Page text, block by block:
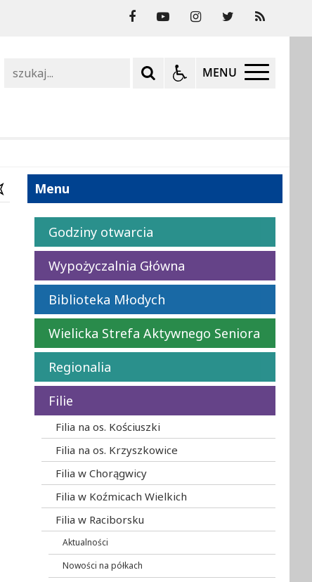
MENU
Menu
Godziny otwarcia
Wypożyczalnia Główna
Biblioteka Młodych
Wielicka Strefa Aktywnego Seniora
Regionalia
Filie
Filia na os. Kościuszki
Filia na os. Krzyszkowice
Filia w Chorągwicy
Filia w Koźmicach Wielkich
Filia w Raciborsku
Aktualności
Nowości na półkach